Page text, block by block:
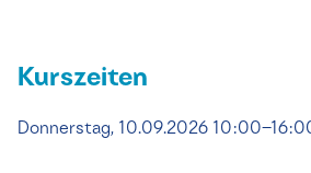
Kurszeiten
Donnerstag, 10.09.2026